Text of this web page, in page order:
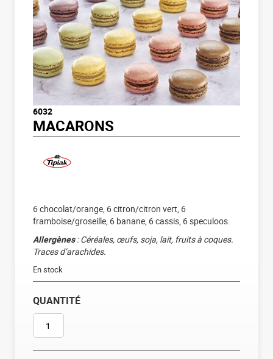
6032
MACARONS
6 chocolat/orange, 6 citron/citron vert, 6
framboise/groseille, 6 banane, 6 cassis, 6 speculoos.
Allergènes: Céréales, œufs, soja, lait, fruits à coques.
Traces d’arachides.
En stock
QUANTITÉ
QUANTITÉ DE MACARONS